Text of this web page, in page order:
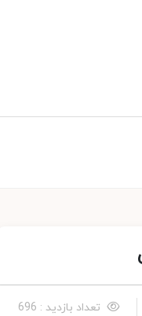
تعداد بازدید : 696